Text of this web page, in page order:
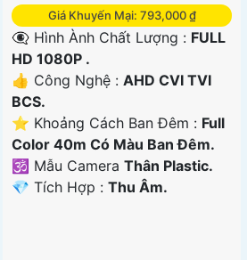
Giá Khuyến Mại: 793,000 ₫
👁️‍🗨 Hình Ành Chất Lượng : FULL
HD 1080P .
👍 Công Nghệ :AHD CVI TVI
BCS.
⭐ Khoảng Cách Ban Đêm : Full
Color 40m Có Màu Ban Ðêm.
🕉️ Mẫu CameraThân Plastic.
️💎 Tích Hợp :Thu Âm.